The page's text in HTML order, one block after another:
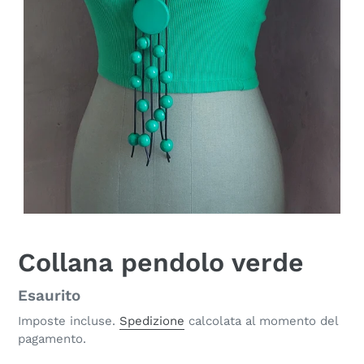
Collana pendolo verde
Disponibilità
Esaurito
Imposte incluse. Spedizione calcolata al momento del
pagamento.